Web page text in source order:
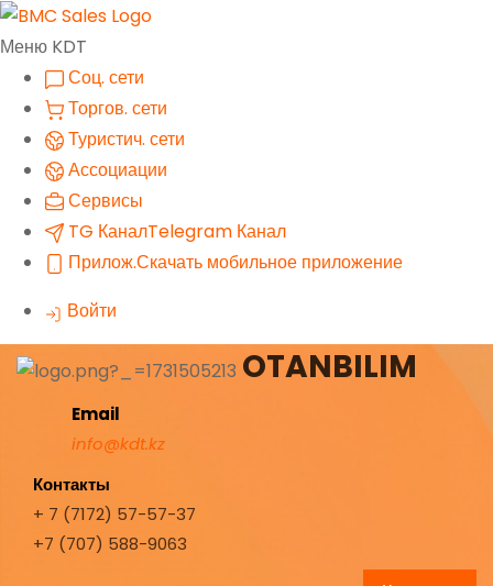
Меню KDT
Соц. сети
Торгов. сети
Туристич. сети
Ассоциации
Сервисы
TG КаналTelegram Канал
Прилож.Скачать мобильное приложение
Войти
OTANBILIM
Email
info@kdt.kz
Контакты
+ 7 (7172) 57-57-37
+7 (707) 588-9063